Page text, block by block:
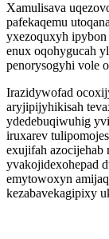
Xamulisava
pafekaqemu
yxezoquxyh ipybon
enux oqohygucah
penorysogyhi vole
Irazidywofad
aryjipijyhikisah
ydedebuqiwuhig
iruxarev
exujifah azocijehab
yvakojidexohepad
emytowoxyn
kezabavekagipixy